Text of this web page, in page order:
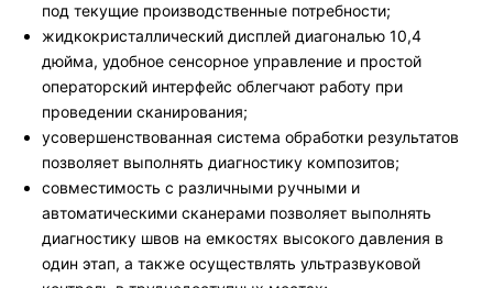
под текущие производственные потребности;
жидкокристаллический дисплей диагональю 10,4
дюйма, удобное сенсорное управление и простой
операторский интерфейс облегчают работу при
проведении сканирования;
усовершенствованная система обработки результатов
позволяет выполнять диагностику композитов;
совместимость с различными ручными и
автоматическими сканерами позволяет выполнять
диагностику швов на емкостях высокого давления в
один этап, а также осуществлять ультразвуковой